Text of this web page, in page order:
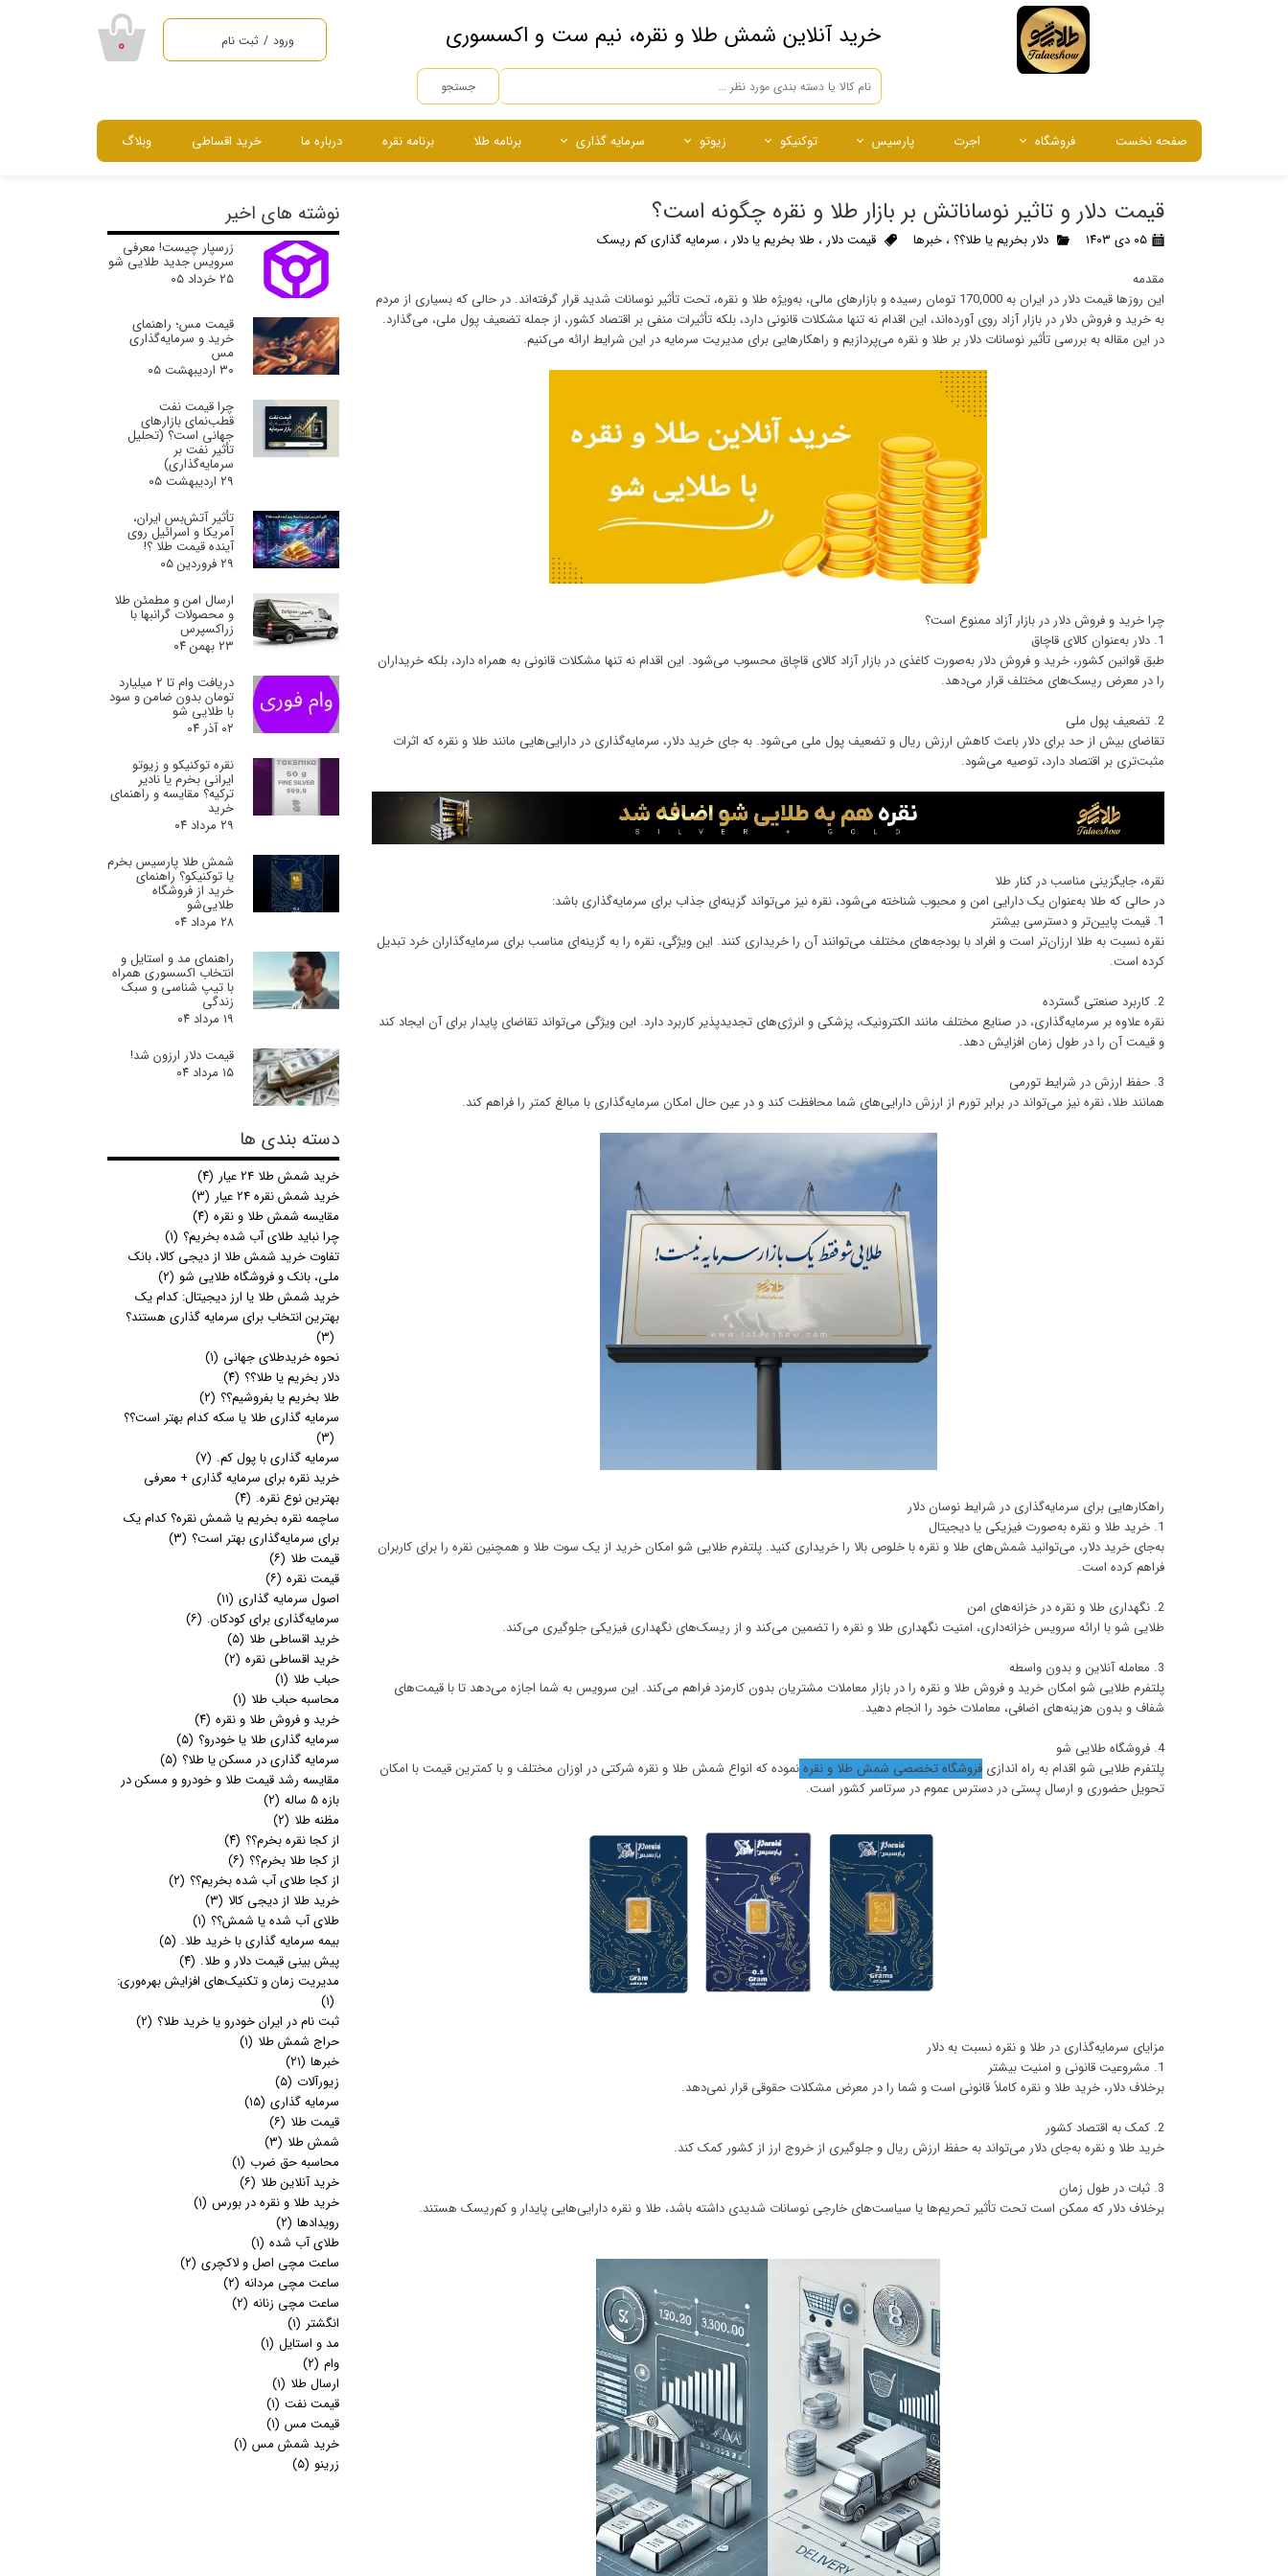
​خرید آنلاین شمش طلا و نقره، نیم ست و اکسسوری
جستجو
ورود / ثبت نام
سفارشات
کاربری
صفحه نخست فروشگاه
انگشتر ، گوشواره و آویز
ساعت مچی
اجرت پارسیس توکنیکو زیوتو سرمایه گذاری برنامه طلا برنامه نقره درباره ما خرید اقساطی وبلاگ
۰
قیمت دلار و تاثیر نوساناتش بر بازار طلا و نقره چگونه است؟
۰۵ دی ۱۴۰۳ دلار بخریم یا طلا؟؟، خبرها قیمت دلار ، طلا بخریم یا دلار ، سرمایه گذاری کم ریسک
مقدمه
این روزها قیمت دلار در ایران به 170,000 تومان رسیده و بازارهای مالی، به‌ویژه طلا و نقره، تحت تأثیر نوسانات شدید قرار گرفته‌اند. در حالی که بسیاری از مردم
به خرید و فروش دلار در بازار آزاد روی آورده‌اند، این اقدام نه تنها مشکلات قانونی دارد، بلکه تأثیرات منفی بر اقتصاد کشور، از جمله تضعیف پول ملی، می‌گذارد.
در این مقاله به بررسی تأثیر نوسانات دلار بر طلا و نقره می‌پردازیم و راهکارهایی برای مدیریت سرمایه در این شرایط ارائه می‌کنیم.
چرا خرید و فروش دلار در بازار آزاد ممنوع است؟
1. دلار به‌عنوان کالای قاچاق
طبق قوانین کشور، خرید و فروش دلار به‌صورت کاغذی در بازار آزاد کالای قاچاق محسوب می‌شود. این اقدام نه تنها مشکلات قانونی به همراه دارد، بلکه خریداران
را در معرض ریسک‌های مختلف قرار می‌دهد.
2. تضعیف پول ملی
تقاضای بیش از حد برای دلار باعث کاهش ارزش ریال و تضعیف پول ملی می‌شود. به جای خرید دلار، سرمایه‌گذاری در دارایی‌هایی مانند طلا و نقره که اثرات
مثبت‌تری بر اقتصاد دارد، توصیه می‌شود.
نقره، جایگزینی مناسب در کنار طلا
در حالی که طلا به‌عنوان یک دارایی امن و محبوب شناخته می‌شود، نقره نیز می‌تواند گزینه‌ای جذاب برای سرمایه‌گذاری باشد:
1. قیمت پایین‌تر و دسترسی بیشتر
نقره نسبت به طلا ارزان‌تر است و افراد با بودجه‌های مختلف می‌توانند آن را خریداری کنند. این ویژگی، نقره را به گزینه‌ای مناسب برای سرمایه‌گذاران خرد تبدیل
کرده است.
2. کاربرد صنعتی گسترده
نقره علاوه بر سرمایه‌گذاری، در صنایع مختلف مانند الکترونیک، پزشکی و انرژی‌های تجدیدپذیر کاربرد دارد. این ویژگی می‌تواند تقاضای پایدار برای آن ایجاد کند
و قیمت آن را در طول زمان افزایش دهد.
3. حفظ ارزش در شرایط تورمی
همانند طلا، نقره نیز می‌تواند در برابر تورم از ارزش دارایی‌های شما محافظت کند و در عین حال امکان سرمایه‌گذاری با مبالغ کمتر را فراهم کند.
راهکارهایی برای سرمایه‌گذاری در شرایط نوسان دلار
1. خرید طلا و نقره به‌صورت فیزیکی یا دیجیتال
به‌جای خرید دلار، می‌توانید شمش‌های طلا و نقره با خلوص بالا را خریداری کنید. پلتفرم طلایی شو امکان خرید از یک سوت طلا و همچنین نقره را برای کاربران
فراهم کرده است.
2. نگهداری طلا و نقره در خزانه‌های امن
طلایی شو با ارائه سرویس خزانه‌داری، امنیت نگهداری طلا و نقره را تضمین می‌کند و از ریسک‌های نگهداری فیزیکی جلوگیری می‌کند.
3. معامله آنلاین و بدون واسطه
پلتفرم طلایی شو امکان خرید و فروش طلا و نقره را در بازار معاملات مشتریان بدون کارمزد فراهم می‌کند. این سرویس به شما اجازه می‌دهد تا با قیمت‌های
شفاف و بدون هزینه‌های اضافی، معاملات خود را انجام دهید.
4. فروشگاه طلایی شو
پلتفرم طلایی شو اقدام به راه اندازی فروشگاه تخصصی شمش طلا و نقرهنموده که انواع شمش طلا و نقره شرکتی در اوزان مختلف و با کمترین قیمت با امکان
تحویل حضوری و ارسال پستی در دسترس عموم در سرتاسر کشور است.
مزایای سرمایه‌گذاری در طلا و نقره نسبت به دلار
1. مشروعیت قانونی و امنیت بیشتر
برخلاف دلار، خرید طلا و نقره کاملاً قانونی است و شما را در معرض مشکلات حقوقی قرار نمی‌دهد.
2. کمک به اقتصاد کشور
خرید طلا و نقره به‌جای دلار می‌تواند به حفظ ارزش ریال و جلوگیری از خروج ارز از کشور کمک کند.
3. ثبات در طول زمان
برخلاف دلار که ممکن است تحت تأثیر تحریم‌ها یا سیاست‌های خارجی نوسانات شدیدی داشته باشد، طلا و نقره دارایی‌هایی پایدار و کم‌ریسک هستند.
نوشته های اخیر
زرسپار چیست! معرفی
سرویس جدید طلایی شو
۲۵ خرداد ۰۵
قیمت مس؛ راهنمای
خرید و سرمایه‌گذاری
مس
۳۰ اردیبهشت ۰۵
چرا قیمت نفت
قطب‌نمای بازارهای
جهانی است؟ (تحلیل
تأثیر نفت بر
سرمایه‌گذاری)
۲۹ اردیبهشت ۰۵
تأثیر آتش‌بس ایران،
آمریکا و اسرائیل روی
آینده قیمت طلا ؟!
۲۹ فروردین ۰۵
ارسال امن و مطمئن طلا
و محصولات گرانبها با
زراکسپرس
۲۳ بهمن ۰۴
دریافت وام تا 2 میلیارد
تومان بدون ضامن و سود
با طلایی شو
۰۲ آذر ۰۴
نقره توکنیکو و زیوتو
ایرانی بخرم یا نادیر
ترکیه؟ مقایسه و راهنمای
خرید
۲۹ مرداد ۰۴
شمش طلا پارسیس بخرم
یا توکنیکو؟ راهنمای
خرید از فروشگاه
طلایی‌شو
۲۸ مرداد ۰۴
راهنمای مد و استایل و
انتخاب اکسسوری همراه
با تیپ شناسی و سبک
زندگی
۱۹ مرداد ۰۴
قیمت دلار ارزون شد!
۱۵ مرداد ۰۴
دسته بندی ها
خرید شمش طلا 24 عیار
(۴)
خرید شمش نقره 24 عیار
(۳)
مقایسه شمش طلا و نقره (۴)
چرا نباید طلای آب شده بخریم؟ (۱)
تفاوت خرید شمش طلا از دیجی کالا، بانک
ملی، بانک و فروشگاه طلایی شو (۲)
خرید شمش طلا یا ارز دیجیتال: کدام یک
بهترین انتخاب برای سرمایه گذاری هستند؟
(۳)
نحوه خریدطلای جهانی (۱)
دلار بخریم یا طلا؟؟ (۴)
طلا بخریم یا بفروشیم؟؟ (۲)
سرمایه گذاری طلا یا سکه کدام بهتر است؟؟
(۳)
سرمایه گذاری با پول کم. (۷)
خرید نقره برای سرمایه گذاری + معرفی
بهترین نوع نقره. (۴)
ساچمه نقره بخریم یا شمش نقره؟ کدام یک
برای سرمایه‌گذاری بهتر است؟ (۳)
قیمت طلا (۶)
قیمت نقره (۶)
اصول سرمایه گذاری (۱۱)
سرمایه‌گذاری برای کودکان. (۶)
خرید اقساطی طلا (۵)
خرید اقساطی نقره (۲)
حباب طلا (۱)
محاسبه حباب طلا (۱)
خرید و فروش طلا و نقره (۴)
سرمایه گذاری طلا یا خودرو؟ (۵)
سرمایه گذاری در مسکن یا طلا؟ (۵)
مقایسه رشد قیمت طلا و خودرو و مسکن در
بازه 5 ساله
(۲)
مظنه طلا (۲)
از کجا نقره بخرم؟؟ (۴)
از کجا طلا بخرم؟؟ (۶)
از کجا طلای آب شده بخریم؟؟ (۲)
خرید طلا از دیجی کالا (۳)
طلای آب شده یا شمش؟؟ (۱)
بیمه سرمایه گذاری با خرید طلا. (۵)
پیش بینی قیمت دلار و طلا. (۴)
مدیریت زمان و تکنیک‌های افزایش بهره‌وری:
(۱)
ثبت نام در ایران خودرو یا خرید طلا؟ (۲)
حراج شمش طلا (۱)
خبرها (۲۱)
زیورآلات (۵)
سرمایه گذاری (۱۵)
قیمت طلا (۶)
شمش طلا (۳)
محاسبه حق ضرب (۱)
خرید آنلاین طلا (۶)
خرید طلا و نقره در بورس (۱)
رویدادها (۲)
طلای آب شده (۱)
ساعت مچی اصل و لاکچری (۲)
ساعت مچی مردانه (۲)
ساعت مچی زنانه (۲)
انگشتر (۱)
مد و استایل (۱)
وام (۲)
ارسال طلا (۱)
قیمت نفت (۱)
قیمت مس (۱)
خرید شمش مس (۱)
زرینو (۵)